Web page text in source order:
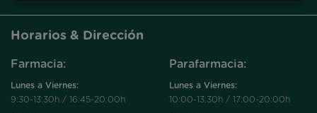
Horarios & Dirección
Farmacia:
Lunes a Viernes:
9:30-13:30h / 16:45-20:00h
Parafarmacia:
Lunes a Viernes:
10:00-13:30h / 17:00-20:00h